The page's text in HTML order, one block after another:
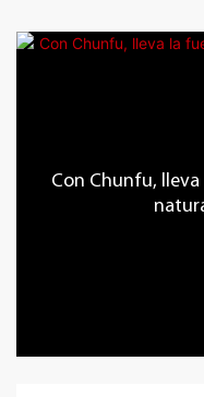
Con Chunfu,